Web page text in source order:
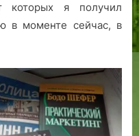
которых я получил
в моменте сейчас, в